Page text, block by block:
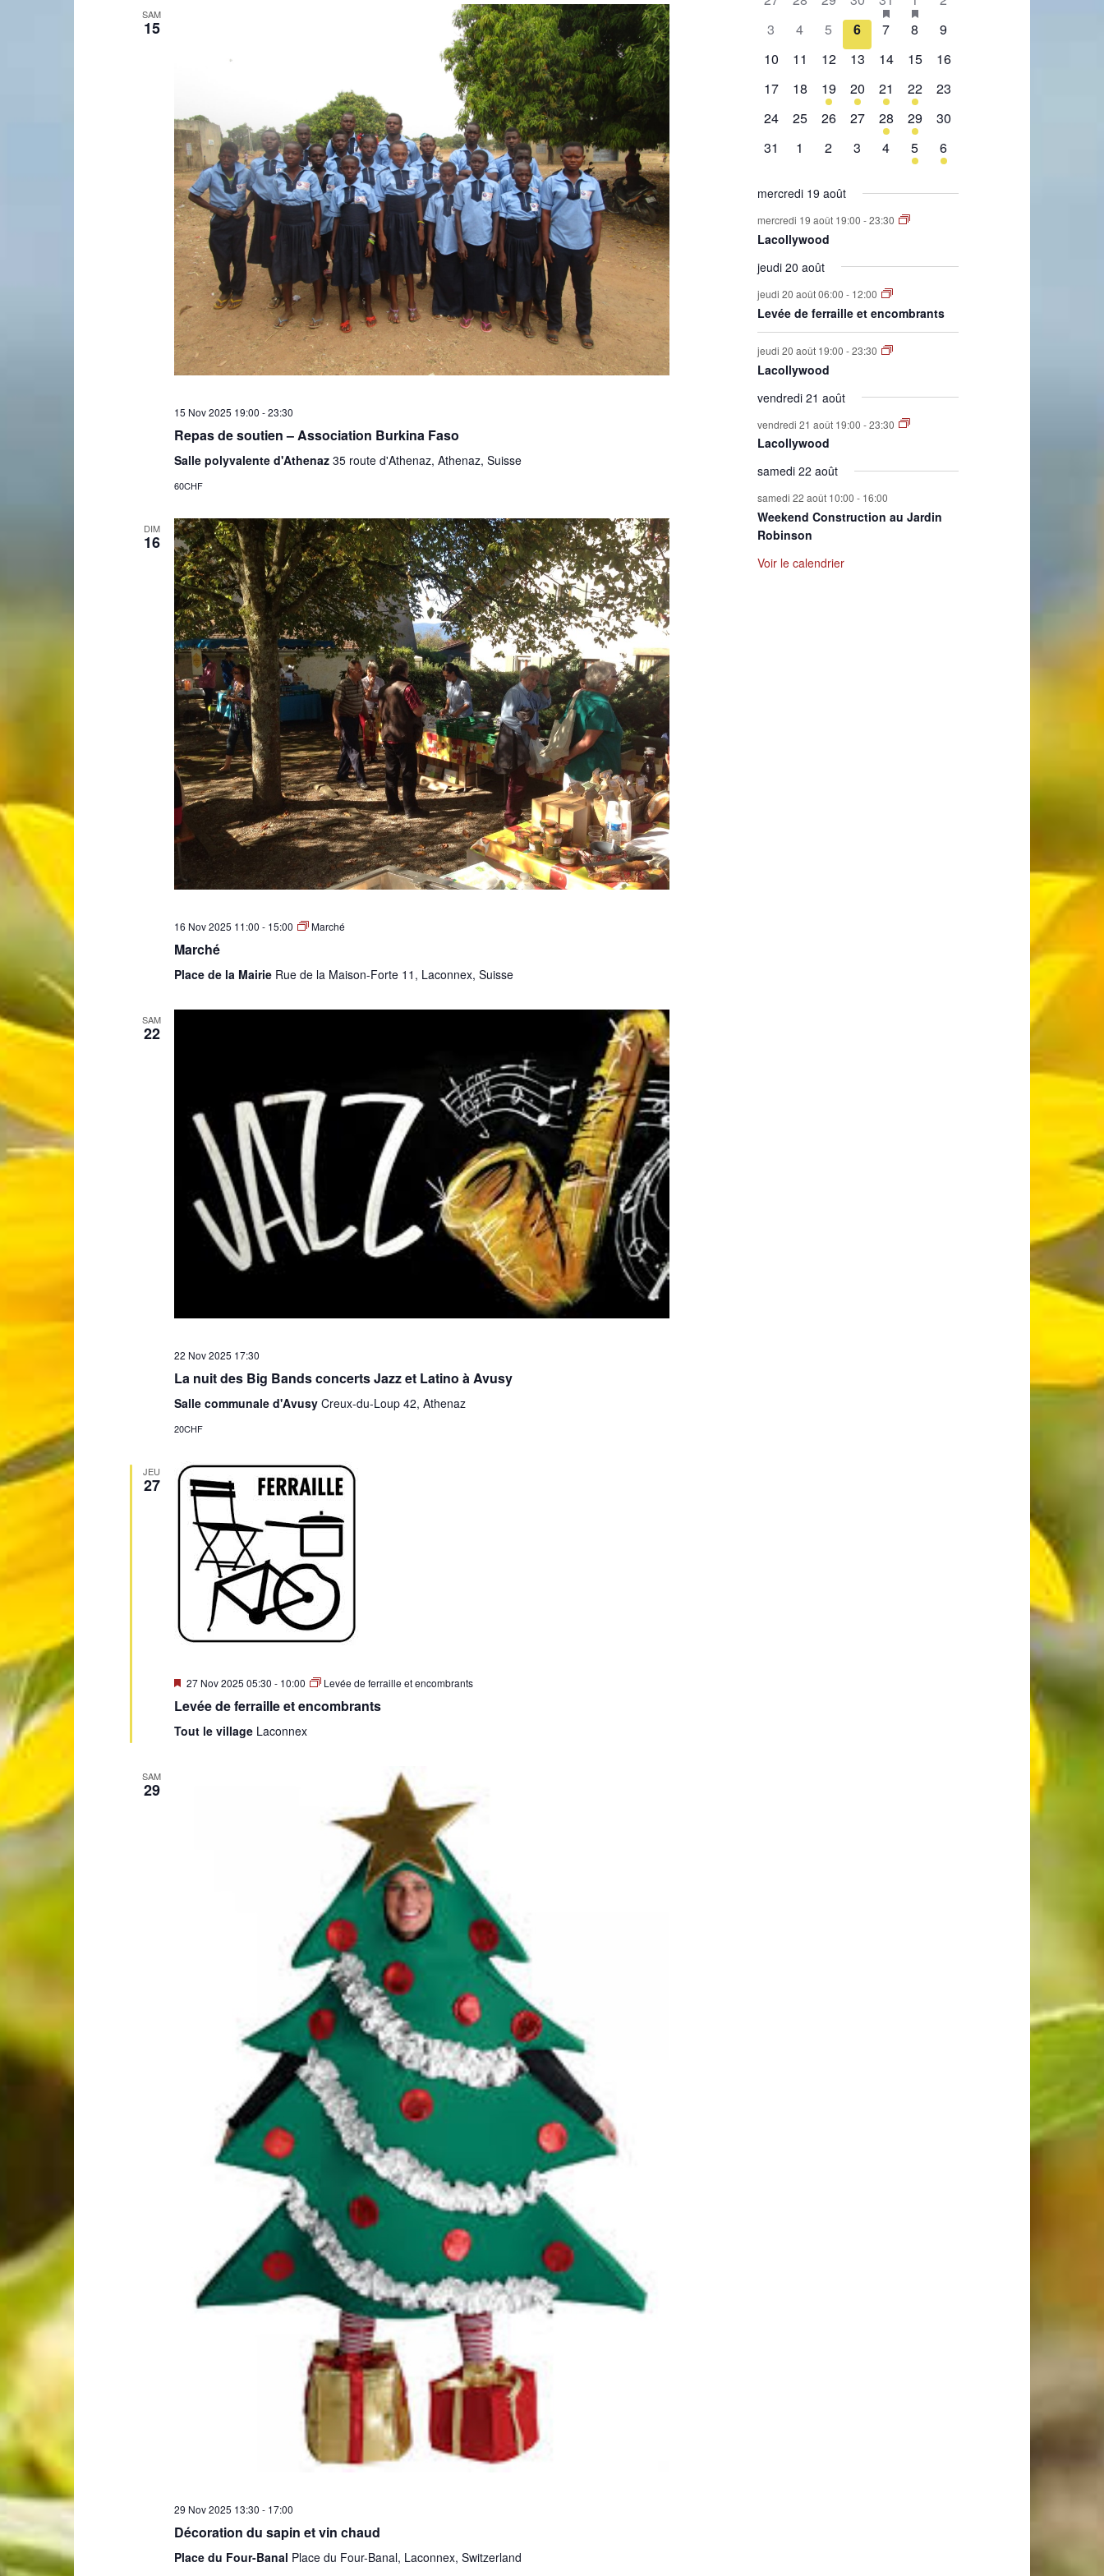
SAM
15
15 Nov 2025 19:00 -23:30
Repas de soutien – Association Burkina Faso
Salle polyvalente d'Athenaz 35 route d'Athenaz, Athenaz, Suisse
60CHF
DIM
16
16 Nov 2025 11:00 - 15:00 Marché
Marché
Place de la Mairie Rue de la Maison-Forte 11, Laconnex, Suisse
SAM
22
22 Nov 2025 17:30
La nuit des Big Bands concerts Jazz et Latino à Avusy
Salle communale d'Avusy Creux-du-Loup 42, Athenaz
20CHF
JEU
27
Mis
avant
27 Nov 2025 05:30 - 10:00 Levée de ferraille et encombrants
Levée de ferraille et encombrants
Tout le village Laconnex
SAM
29
29 Nov 2025 13:30 - 17:00
Décoration du sapin et vin chaud
Place du Four-Banal Place du Four-Banal, Laconnex, Switzerland
de
Évènements
évènement,évènement,
évènement,
évènement,évènements,
0
3
0
évènement,
4
0
évènement,
5
0
évènement,
6
0
7
0
8
0
9
0
10
0
11
0
12
0
13
0
14
0
15
0
16
0
évènement,
17
0
évènement,
18
1
évènement,
19
2
évènements,
20
1
évènement,
21
2
évènements,
22
0
23
0
24
0
25
0
évènement,
26
0
évènement,
27
1
évènement,
28
1
évènement,
29
0
30
0
31
0
1
0
2
0
évènement,
3
0
évènement,
4
1
évènement,
5
1
évènement,
6
mercredi 19 août
mercredi 19 août 19:00 -23:30
Lacollywood
jeudi 20 août
jeudi 20 août 06:00 - 12:00
Levée de ferraille et encombrants
jeudi 20 août 19:00 -23:30
Lacollywood
vendredi 21 août
vendredi 21 août 19:00 -23:30
Lacollywood
samedi 22 août
samedi 22 août 10:00 - 16:00
Weekend Construction au Jardin
Robinson
Voir le calendrier